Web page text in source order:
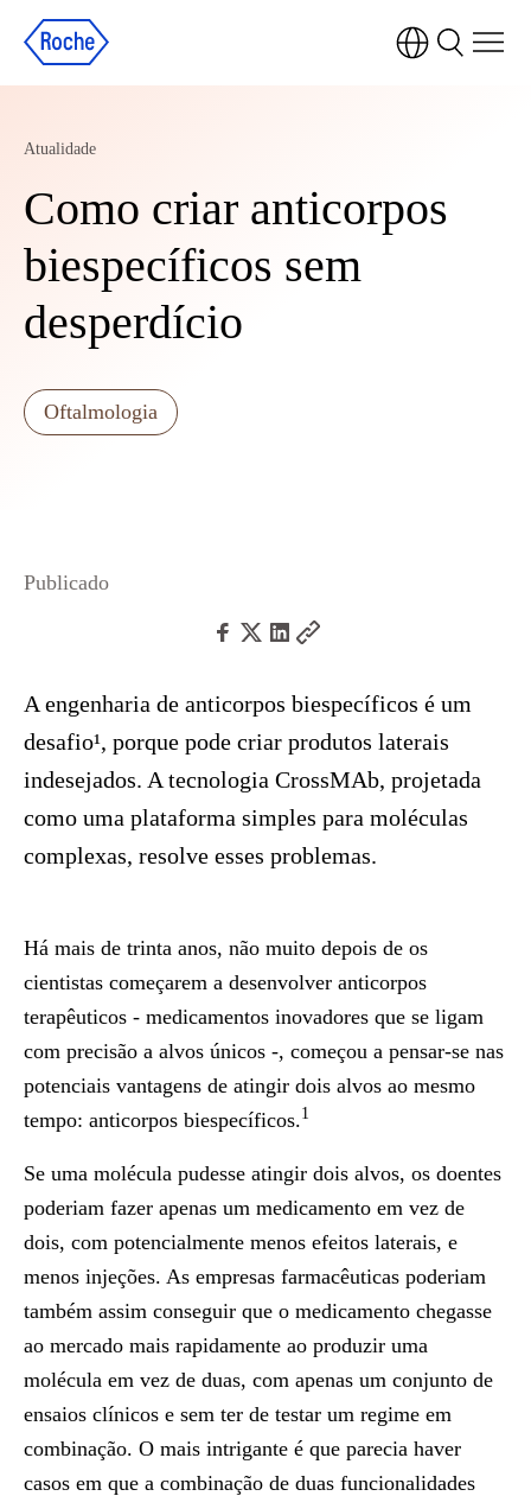
Atualidade
Como criar anticorpos
biespecíficos sem
desperdício
Oftalmologia
Publicado
A engenharia de anticorpos biespecíficos é um
desafio¹, porque pode criar produtos laterais
indesejados. A tecnologia CrossMAb, projetada
como uma plataforma simples para moléculas
complexas, resolve esses problemas.
Há mais de trinta anos, não muito depois de os
cientistas começarem a desenvolver anticorpos
terapêuticos - medicamentos inovadores que se ligam
com precisão a alvos únicos -, começou a pensar-se nas
potenciais vantagens de atingir dois alvos ao mesmo
tempo: anticorpos biespecíficos.1
Se uma molécula pudesse atingir dois alvos, os doentes
poderiam fazer apenas um medicamento em vez de
dois, com potencialmente menos efeitos laterais, e
menos injeções. As empresas farmacêuticas poderiam
também assim conseguir que o medicamento chegasse
ao mercado mais rapidamente ao produzir uma
molécula em vez de duas, com apenas um conjunto de
ensaios clínicos e sem ter de testar um regime em
combinação. O mais intrigante é que parecia haver
casos em que a combinação de duas funcionalidades